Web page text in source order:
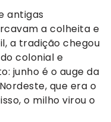
antigas
a colheita e
a tradição chegou
colonial e
junho é o auge da
que era o
o milho virou o